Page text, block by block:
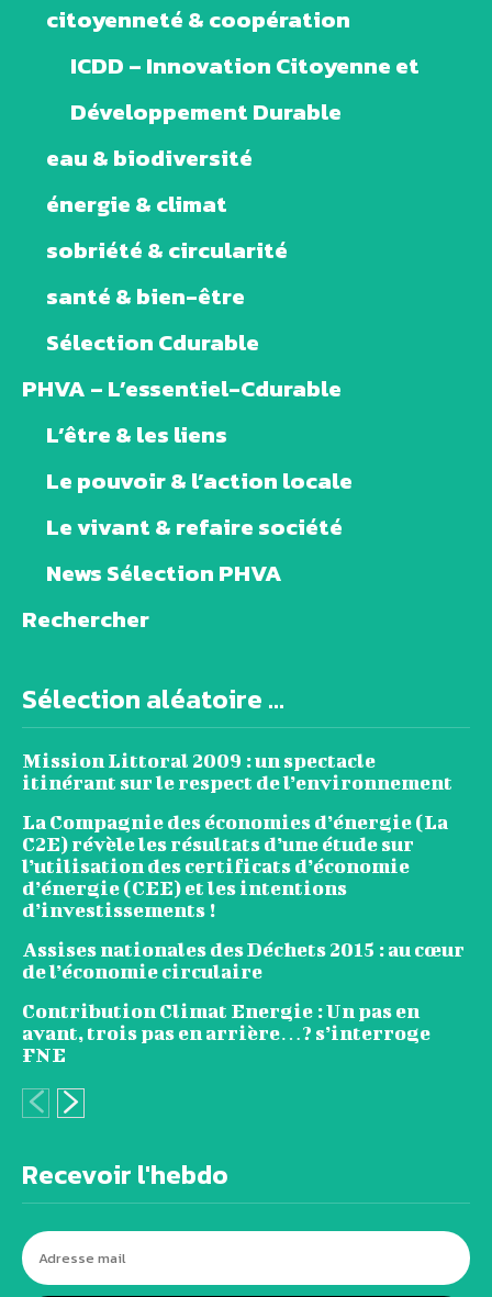
citoyenneté & coopération
ICDD – Innovation Citoyenne et
Développement Durable
eau & biodiversité
énergie & climat
sobriété & circularité
santé & bien-être
Sélection Cdurable
PHVA – L’essentiel-Cdurable
L’être & les liens
Le pouvoir & l’action locale
Le vivant & refaire société
News Sélection PHVA
Rechercher
Sélection aléatoire ...
Mission Littoral 2009 : un spectacle
itinérant sur le respect de l’environnement
La Compagnie des économies d’énergie (La
C2E) révèle les résultats d’une étude sur
l’utilisation des certificats d’économie
d’énergie (CEE) et les intentions
d’investissements !
Assises nationales des Déchets 2015 : au cœur
de l’économie circulaire
Contribution Climat Energie : Un pas en
avant, trois pas en arrière…? s’interroge
FNE
Recevoir l'hebdo